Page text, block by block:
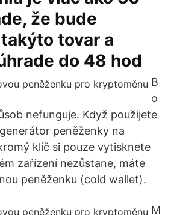
že bude
tovar a
do 48 hod
B
o
nefunguje. Když použijete
peněženky na
klíč si pouze vytisknete
zařízení nezůstane, máte
peněženku (cold wallet).
M